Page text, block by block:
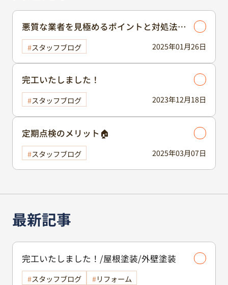
最新記事
完工いたしました！/屋根塗装/外壁塗装
スタッフブログ
リフォーム
2025年01月26日
悪質な業者を見極めるポイントと対処法等
とは💡💡💡
スタッフブログ
2023年12月18日
完工いたしました！
スタッフブログ
2025年03月07日
定期点検のメリット🏠
スタッフブログ